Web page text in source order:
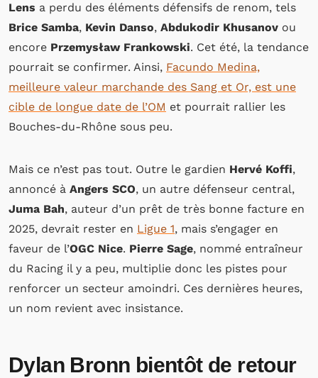
Lens a perdu des éléments défensifs de renom, tels
Brice Samba, Kevin Danso, Abdukodir Khusanov ou
encore Przemysław Frankowski. Cet été, la tendance
pourrait se confirmer. Ainsi, Facundo Medina,
meilleure valeur marchande des Sang et Or, est une
cible de longue date de l’OM et pourrait rallier les
Bouches-du-Rhône sous peu.
Mais ce n’est pas tout. Outre le gardien Hervé Koffi,
annoncé à Angers SCO, un autre défenseur central,
Juma Bah, auteur d’un prêt de très bonne facture en
2025, devrait rester en Ligue 1, mais s’engager en
faveur de l’OGC Nice. Pierre Sage, nommé entraîneur
du Racing il y a peu, multiplie donc les pistes pour
renforcer un secteur amoindri. Ces dernières heures,
un nom revient avec insistance.
Dylan Bronn bientôt de retour